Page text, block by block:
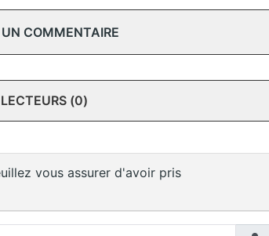
UN COMMENTAIRE
(0)
vous assurer d'avoir pris